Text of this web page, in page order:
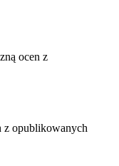
ocen z
z opublikowanych